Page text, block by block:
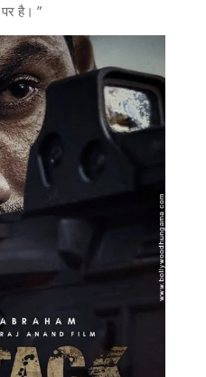
है। ”